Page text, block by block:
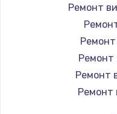
Замена
Ремонт
Ремонт
Ремонт
Ремонт